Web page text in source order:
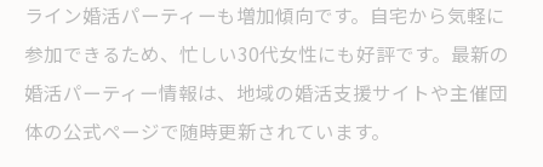
ライン婚活パーティーも増加傾向です。自宅から気軽に
参加できるため、忙しい30代女性にも好評です。最新の
婚活パーティー情報は、地域の婚活支援サイトや主催団
体の公式ページで随時更新されています。